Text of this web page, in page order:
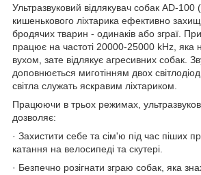
Ультразвуковий відлякувач собак AD-
кишенькового ліхтарика ефективно
бродячих тварин - одинаків або зграї.
працює на частоті 20000-25000 kHz, яка
вухом, зате відлякує агресивних собак.
доповнюється миготінням двох
світла служать яскравим ліхтариком.
Працюючи в трьох режимах,
дозволяє:
· Захистити себе та сім'ю під час піших
катання на велосипеді та скутері.
· Безпечно розігнати зграю собак, яка